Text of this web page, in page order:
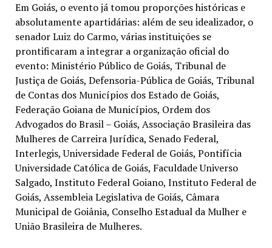
Em Goiás, o evento já tomou proporções históricas e
absolutamente apartidárias: além de seu idealizador, o
senador Luiz do Carmo, várias instituições se
prontificaram a integrar a organização oficial do
evento: Ministério Público de Goiás, Tribunal de
Justiça de Goiás, Defensoria-Pública de Goiás, Tribunal
de Contas dos Municípios dos Estado de Goiás,
Federação Goiana de Municípios, Ordem dos
Advogados do Brasil – Goiás, Associação Brasileira das
Mulheres de Carreira Jurídica, Senado Federal,
Interlegis, Universidade Federal de Goiás, Pontifícia
Universidade Católica de Goiás, Faculdade Universo
Salgado, Instituto Federal Goiano, Instituto Federal de
Goiás, Assembleia Legislativa de Goiás, Câmara
Municipal de Goiânia, Conselho Estadual da Mulher e
União Brasileira de Mulheres.